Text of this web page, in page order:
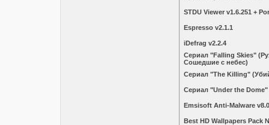
STDU Viewer v1.6.251 +
Espresso v2.1.1
iDefrag v2.2.4
Сериал "Falling Skies"
Сошедшие с небес)
Сериал "The Killing"
Сериал "Under the
Emsisoft Anti-Malware
Best HD Wallpapers Pack